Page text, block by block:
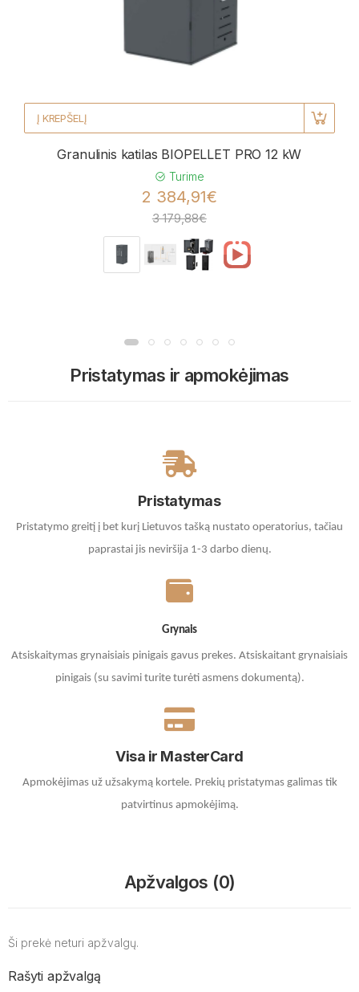
Į KREPŠELĮ
Granulinis katilas BIOPELLET PRO 12 kW
Turime
2 384,91€
3 179,88€
Pristatymas ir apmokėjimas
Pristatymas
Pristatymo greitį į bet kurį Lietuvos tašką nustato operatorius, tačiau
paprastai jis neviršija 1-3 darbo dienų.
Grynais
Atsiskaitymas grynaisiais pinigais gavus prekes. Atsiskaitant grynaisiais
pinigais (su savimi turite turėti asmens dokumentą).
Visa ir MasterCard
Apmokėjimas už užsakymą kortele. Prekių pristatymas galimas tik
patvirtinus apmokėjimą.
Apžvalgos (0)
Ši prekė neturi apžvalgų.
Rašyti apžvalgą